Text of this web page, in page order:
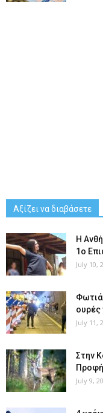
Αξίζει να διαβάσετε
Η
1ο
July 10,
Φωτιά
ουρές
July 11,
Στην
July 9,